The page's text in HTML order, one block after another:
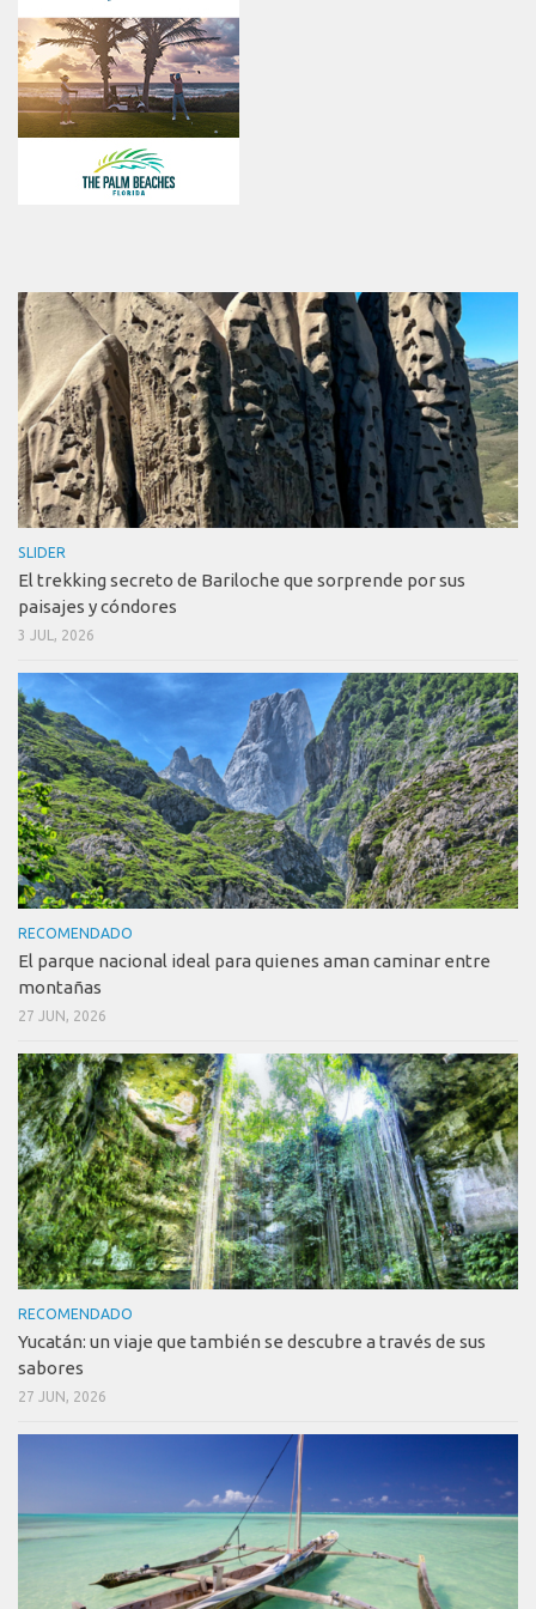
SLIDER
El trekking secreto de Bariloche que sorprende por sus
paisajes y cóndores
3 JUL, 2026
RECOMENDADO
El parque nacional ideal para quienes aman caminar entre
montañas
27 JUN, 2026
RECOMENDADO
Yucatán: un viaje que también se descubre a través de sus
sabores
27 JUN, 2026